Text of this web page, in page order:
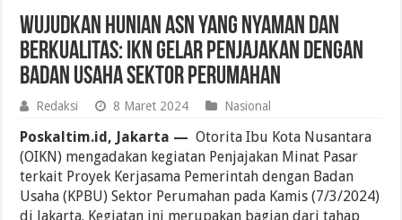
Wujudkan Hunian ASN yang Nyaman dan
Berkualitas: IKN Gelar Penjajakan dengan
Badan Usaha Sektor Perumahan
Redaksi 8 Maret 2024 Nasional
Poskaltim.id, Jakarta — Otorita Ibu Kota Nusantara
(OIKN) mengadakan kegiatan Penjajakan Minat Pasar
terkait Proyek Kerjasama Pemerintah dengan Badan
Usaha (KPBU) Sektor Perumahan pada Kamis (7/3/2024)
di Jakarta. Kegiatan ini merupakan bagian dari tahap